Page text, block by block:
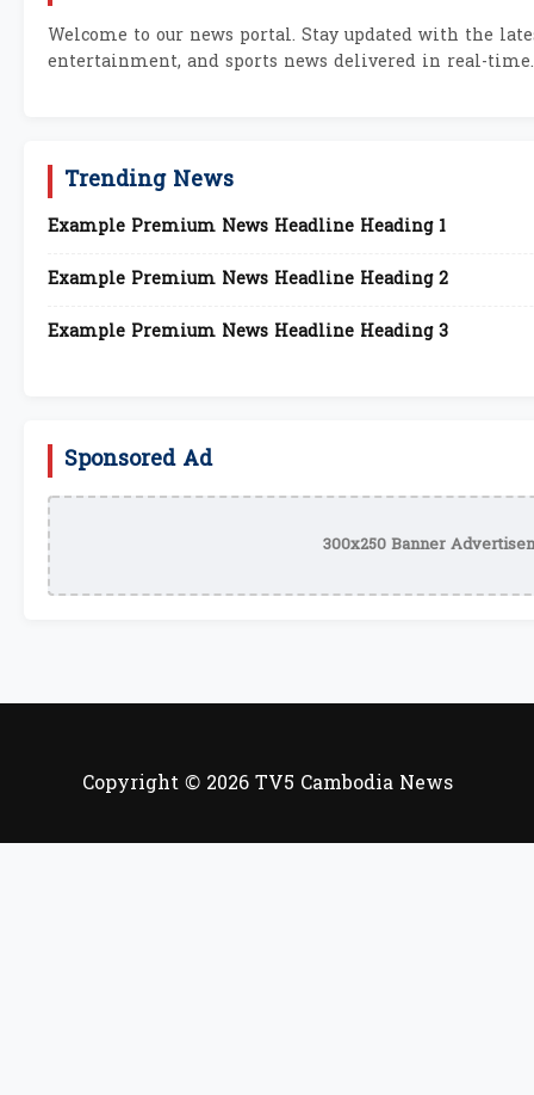
Welcome to our news portal. Stay updated with the
entertainment, and sports news delivered in real-time.
Trending News
Example Premium News Headline Heading 1
Example Premium News Headline Heading 2
Example Premium News Headline Heading 3
Sponsored Ad
300x250 Banner
Copyright © 2026 TV5 Cambodia News